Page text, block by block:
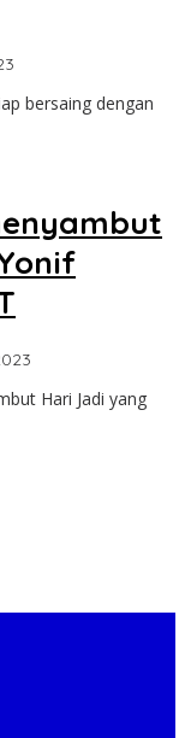
digoel
bersaing dengan
Digoel
Hari Jadi yang